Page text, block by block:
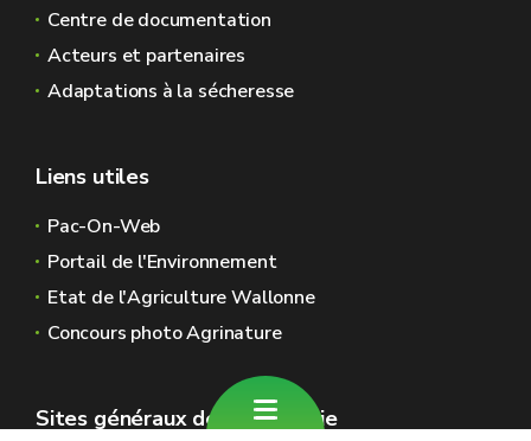
Centre de documentation
Acteurs et partenaires
Adaptations à la sécheresse
Liens utiles
Pac-On-Web
Portail de l'Environnement
Etat de l'Agriculture Wallonne
Concours photo Agrinature
Sites généraux de la Wallonie